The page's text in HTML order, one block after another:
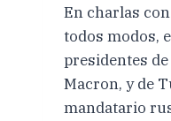
En charlas
todos modos,
presidentes
Macron, y de
mandatario